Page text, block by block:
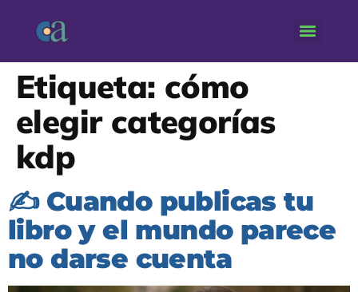
Etiqueta: cómo
elegir categorías
kdp
✍️ Cuando publicas tu
libro y el mundo parece
no darse cuenta